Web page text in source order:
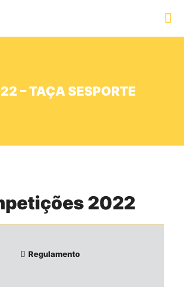
– TAÇA SESPORTE
2022
Regulamento